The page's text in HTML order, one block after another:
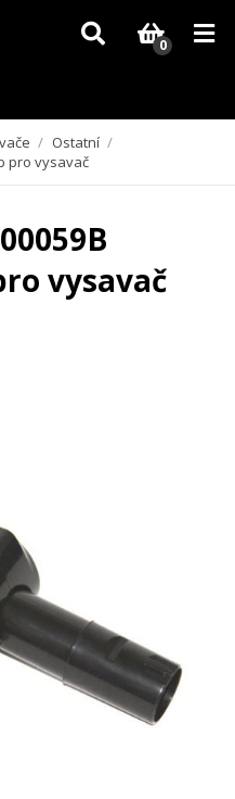
dílů, které nejsou skladem,
za pochopení.
0
/ Ostatní /
pro vysavač
vysavač